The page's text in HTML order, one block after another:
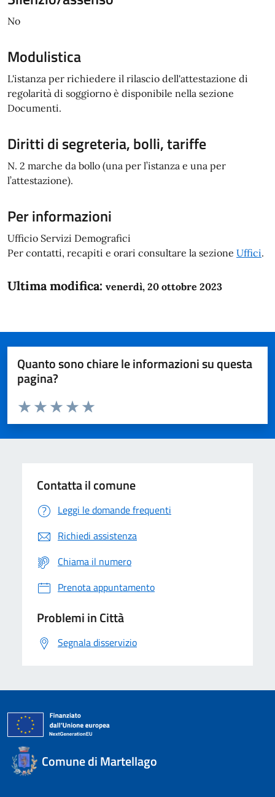
No
Modulistica
L'istanza per richiedere il rilascio dell'attestazione di
regolarità di soggiorno è disponibile nella sezione
Documenti.
Diritti di segreteria, bolli, tariffe
N. 2 marche da bollo (una per l’istanza e una per
l’attestazione).
Per informazioni
Ufficio Servizi Demografici
Per contatti, recapiti e orari consultare la sezione Uffici.
Ultima modifica: venerdì, 20 ottobre 2023
Quanto sono chiare le informazioni su questa
pagina?
Domanda
Valuta da 1 a 5 stelle la pagina
Valuta 5 stelle su 5
Valuta 4 stelle su 5
Valuta 3 stelle su 5
Valuta 2 stelle su 5
Valuta 1 stelle su 5
Contatta il comune
Leggi le domande frequenti
Richiedi assistenza
Chiama il numero
Prenota appuntamento
Problemi in Città
Segnala disservizio
Comune di Martellago